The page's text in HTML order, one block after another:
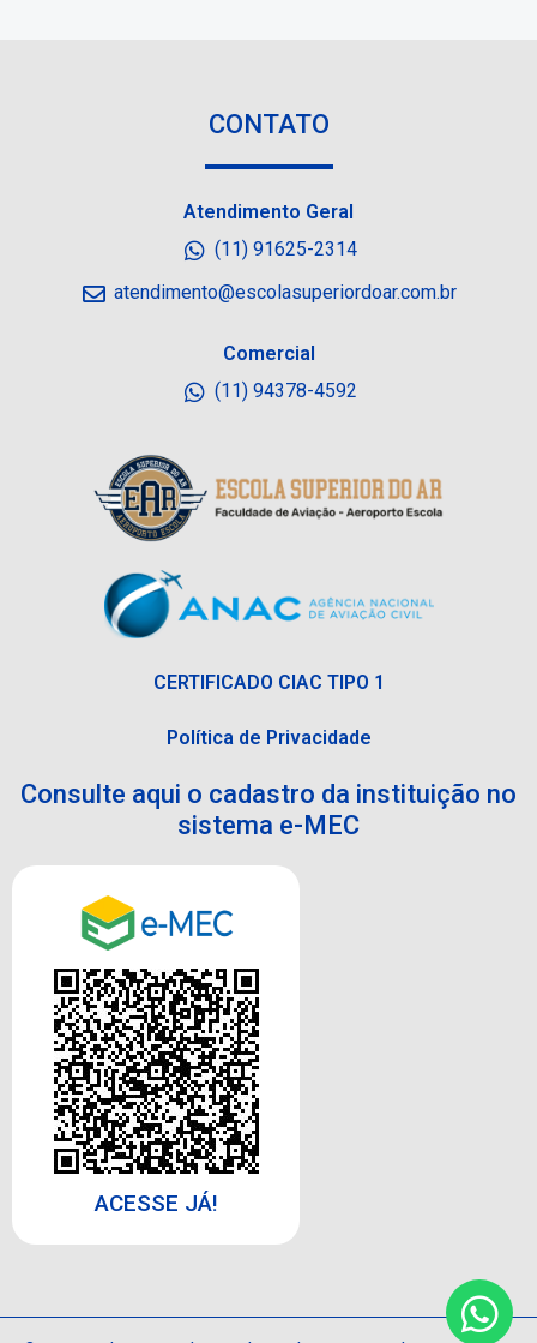
CONTATO
Atendimento Geral
(11) 91625-2314
atendimento@escolasuperiordoar.com.br
Comercial
(11) 94378-4592
CERTIFICADO CIAC TIPO 1
Política de Privacidade
Consulte aqui o cadastro da instituição no
sistema e-MEC
ACESSE JÁ!